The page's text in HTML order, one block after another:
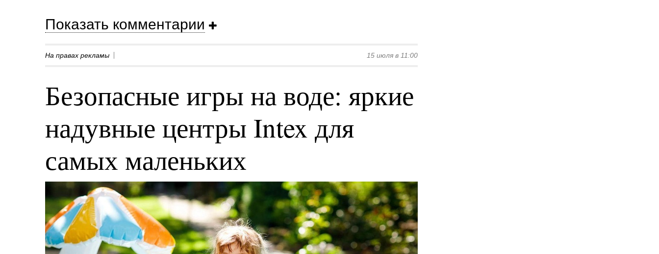
Показать комментарии
На правах рекламы 15 июля в 11:00
Безопасные игры на воде: яркие
надувные центры Intex для
самых маленьких